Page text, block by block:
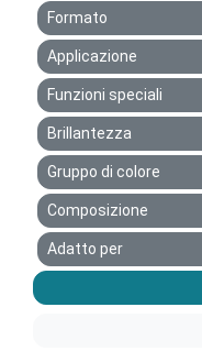
Formato
Applicazione
Funzioni speciali
Brillantezza
Gruppo di colore
Composizione
Adatto per